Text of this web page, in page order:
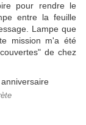
pour rendre le
entre la feuille
Lampe que
mission m'a été
de chez